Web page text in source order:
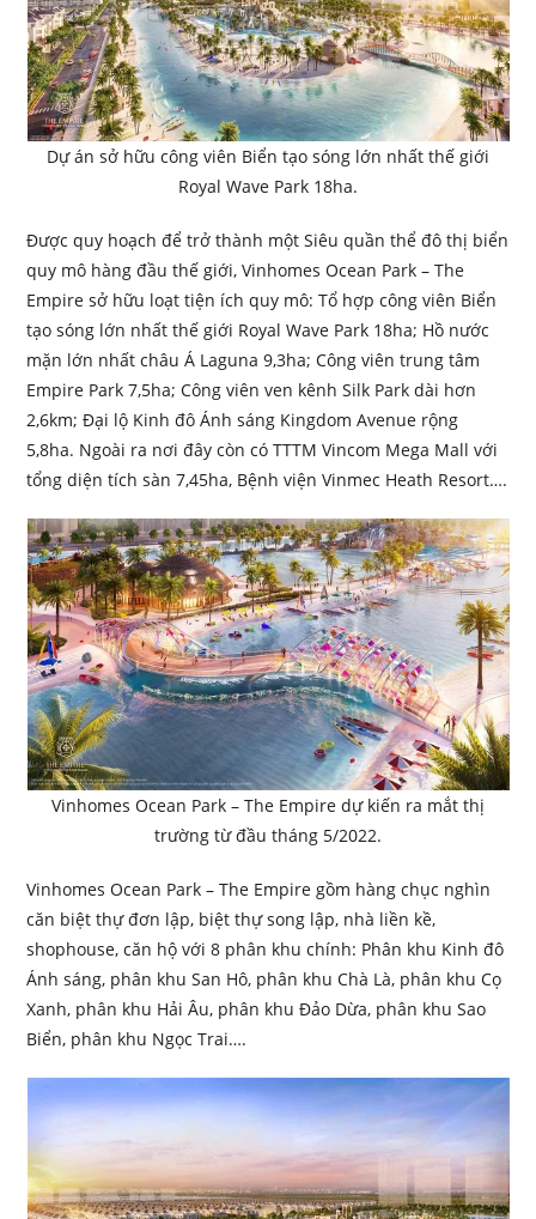
Dự án sở hữu công viên Biển tạo sóng lớn nhất thế giới
Royal Wave Park 18ha.
Được quy hoạch để trở thành một Siêu quần thể đô thị biển
quy mô hàng đầu thế giới, Vinhomes Ocean Park – The
Empire sở hữu loạt tiện ích quy mô: Tổ hợp công viên Biển
tạo sóng lớn nhất thế giới Royal Wave Park 18ha; Hồ nước
mặn lớn nhất châu Á Laguna 9,3ha; Công viên trung tâm
Empire Park 7,5ha; Công viên ven kênh Silk Park dài hơn
2,6km; Đại lộ Kinh đô Ánh sáng Kingdom Avenue rộng
5,8ha. Ngoài ra nơi đây còn có TTTM Vincom Mega Mall với
tổng diện tích sàn 7,45ha, Bệnh viện Vinmec Heath Resort….
Vinhomes Ocean Park – The Empire dự kiến ra mắt thị
trường từ đầu tháng 5/2022.
Vinhomes Ocean Park – The Empire gồm hàng chục nghìn
căn biệt thự đơn lập, biệt thự song lập, nhà liền kề,
shophouse, căn hộ với 8 phân khu chính: Phân khu Kinh đô
Ánh sáng, phân khu San Hô, phân khu Chà Là, phân khu Cọ
Xanh, phân khu Hải Âu, phân khu Đảo Dừa, phân khu Sao
Biển, phân khu Ngọc Trai….